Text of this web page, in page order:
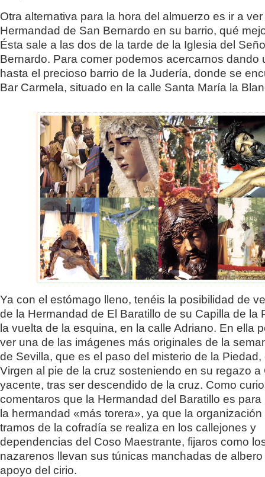
Otra alternativa para la hora del almuerzo es ir a
Hermandad de San Bernardo en su barrio, qué
Ésta sale a las dos de la tarde de la Iglesia del
Bernardo. Para comer podemos acercarnos dando
hasta el precioso barrio de la Judería, donde se
Bar Carmela, situado en la calle Santa María la
Ya con el estómago lleno, tenéis la posibilidad de
de la Hermandad de El Baratillo de su Capilla de la
la vuelta de la esquina, en la calle Adriano. En ella
ver una de las imágenes más originales de la
de Sevilla, que es el paso del misterio de la Piedad,
Virgen al pie de la cruz sosteniendo en su regazo a
yacente, tras ser descendido de la cruz. Como
comentaros que la Hermandad del Baratillo es para
la hermandad «más torera», ya que la organización
tramos de la cofradía se realiza en los callejones y
dependencias del Coso Maestrante, fijaros como
nazarenos llevan sus túnicas manchadas de albero
apoyo del cirio.